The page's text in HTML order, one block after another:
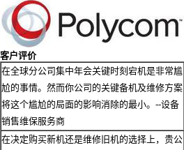
客户评价
在全球分公司集中年会关键时刻宕机是非常尴
尬的事情。然而你公司的关键备机及维修方案
将这个尴尬的局面的影响消除的最小。--设备
销售维保服务商
在决定购买新机还是维修旧机的选择上，贵公